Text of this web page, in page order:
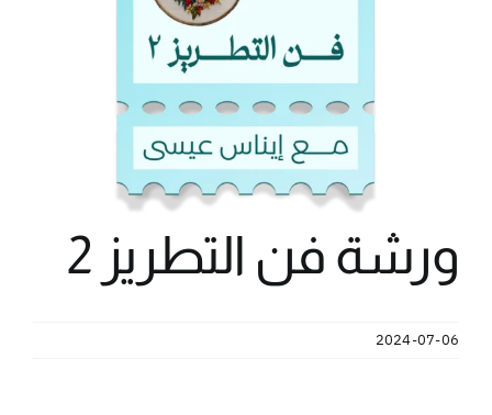
ورشة فن التطريز 2
2024-07-06